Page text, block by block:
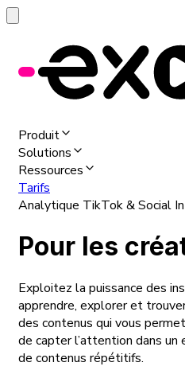
Produit
Solutions
Ressources
Tarifs
Analytique TikTok & Social
Pour les
Exploitez la puissance des
apprendre, explorer et
des contenus qui vous
de capter l’attention dans un
de contenus répétitifs.